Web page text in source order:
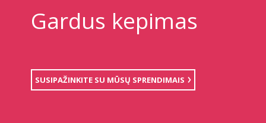
Gardus kepimas
SUSIPAŽINKITE SU MŪSŲ SPRENDIMAIS